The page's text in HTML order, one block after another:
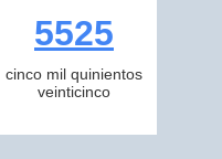
5525
cinco mil quinientos
veinticinco